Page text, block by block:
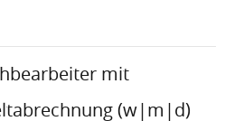
mit
(w|m|d)